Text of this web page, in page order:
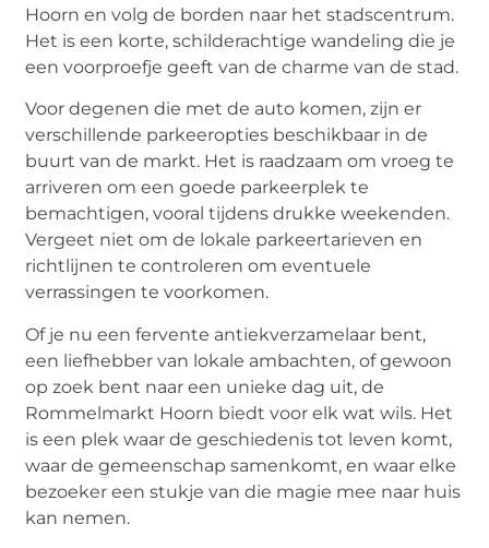
Hoorn en volg de borden naar het stadscentrum.
Het is een korte, schilderachtige wandeling die je
een voorproefje geeft van de charme van de stad.
Voor degenen die met de auto komen, zijn er
verschillende parkeeropties beschikbaar in de
buurt van de markt. Het is raadzaam om vroeg te
arriveren om een goede parkeerplek te
bemachtigen, vooral tijdens drukke weekenden.
Vergeet niet om de lokale parkeertarieven en
richtlijnen te controleren om eventuele
verrassingen te voorkomen.
Of je nu een fervente antiekverzamelaar bent,
een liefhebber van lokale ambachten, of gewoon
op zoek bent naar een unieke dag uit, de
Rommelmarkt Hoorn biedt voor elk wat wils. Het
is een plek waar de geschiedenis tot leven komt,
waar de gemeenschap samenkomt, en waar elke
bezoeker een stukje van die magie mee naar huis
kan nemen.